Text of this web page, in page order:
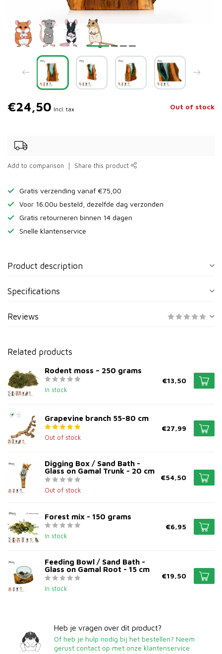
€24,50 Incl. tax Out of stock
Add to comparison Share this product
Gratis verzending vanaf €75,00
Voor 16.00u besteld, dezelfde dag verzonden
Gratis retourneren binnen 14 dagen
Snelle klantenservice
Product description
Specifications
Reviews
Related products
Rodent moss – 250 grams
In stock
€13,50
Grapevine branch 55-80 cm
Out of stock
€27,99
Digging Box / Sand Bath -
Glass on Gamal Trunk - 20 cm
Out of stock
€54,50
Forest mix - 150 grams
In stock
€6,95
Feeding Bowl / Sand Bath -
Glass on Gamal Root - 15 cm
In stock
€19,50
Heb je vragen over dit product?
Of heb je hulp nodig bij het bestellen? Neem
gerust contact op met onze klantenservice